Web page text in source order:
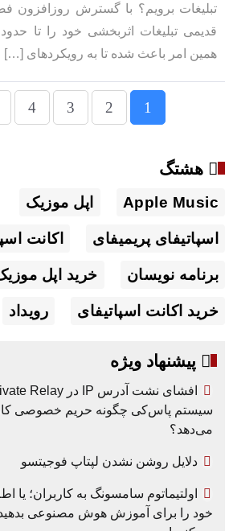
تبلیغات برویم؟ با گسترش روزافزون
قدیمی تبلیغات اثربخشی خود را تا
همین امر باعث شده تا به رویکردهای […]
1
2
3
4
هشتگ
Apple Music اپل موزیک
اسپاتیفای پریمیفای اکانت
برنامه نویسان خرید اپل
خرید اکانت اسپاتیفای رویداد
پیشنهاد ویژه
سیستم پاس‌کی چگونه حریم خصوصی
می‌دهد؟
دلایل روشن نشدن لپتاپ فوجیتسو
اولتیماتوم سامسونگ به کاربران؛ یا
خود را برای آموزش هوش مصنوعی بدهید